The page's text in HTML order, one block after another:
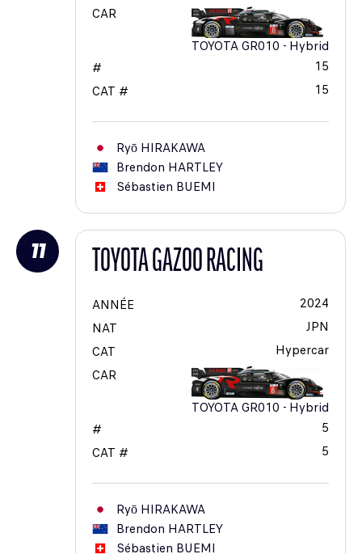
CAR
TOYOTA GR010 - Hybrid
#
15
CAT #
15
Ryō HIRAKAWA
Brendon HARTLEY
Sébastien BUEMI
11 TOYOTA GAZOO RACING
ANNÉE
2024
NAT
JPN
CAT
Hypercar
CAR
TOYOTA GR010 - Hybrid
#
5
CAT #
5
Ryō HIRAKAWA
Brendon HARTLEY
Sébastien BUEMI